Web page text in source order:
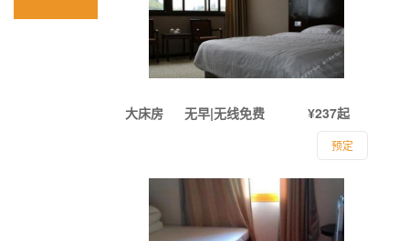
大床房 ¥237起
无早|无线免费
预定